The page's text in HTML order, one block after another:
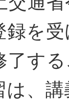
録を
了す
は、